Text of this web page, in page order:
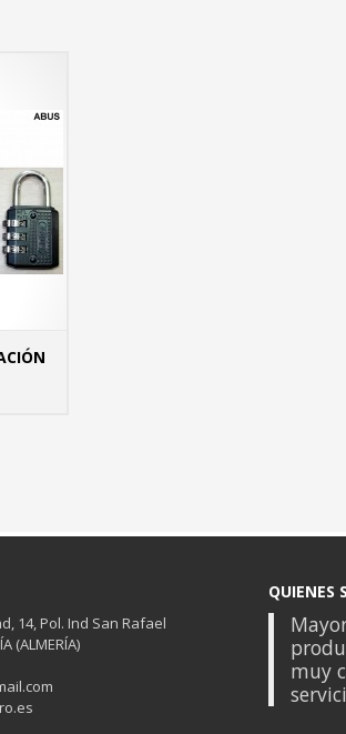
14, Pol. Ind San Rafael
(ALMERÍA)
QUIENES
muy